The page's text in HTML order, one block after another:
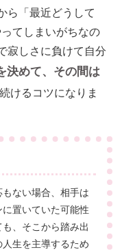
ら「最近どうして
てしまいがちなの
寂しさに負けて自分
決めて、その間は
けるコツになりま
ない場合、相手は
置いていた可能性
、そこから踏み出
生を主導するため